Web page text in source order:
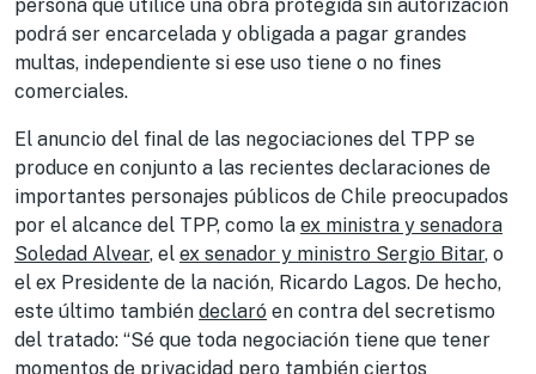
persona que utilice una obra protegida sin autorización
podrá ser encarcelada y obligada a pagar grandes
multas, independiente si ese uso tiene o no fines
comerciales.
El anuncio del final de las negociaciones del TPP se
produce en conjunto a las recientes declaraciones de
importantes personajes públicos de Chile preocupados
por el alcance del TPP, como la ex ministra y senadora
Soledad Alvear, el ex senador y ministro Sergio Bitar, o
el ex Presidente de la nación, Ricardo Lagos. De hecho,
este último también declaró en contra del secretismo
del tratado: “Sé que toda negociación tiene que tener
momentos de privacidad pero también ciertos